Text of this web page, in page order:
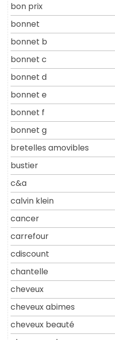
bon prix
bonnet
bonnet b
bonnet c
bonnet d
bonnet e
bonnet f
bonnet g
bretelles amovibles
bustier
c&a
calvin klein
cancer
carrefour
cdiscount
chantelle
cheveux
cheveux abimes
cheveux beauté